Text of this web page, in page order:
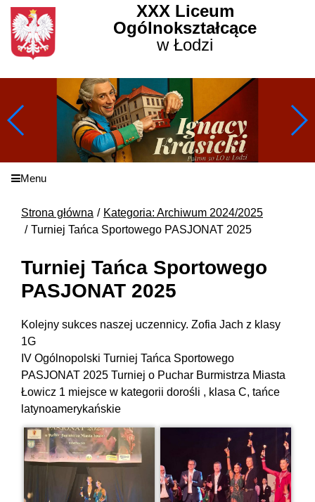
XXX Liceum
Ogólnokształcące
w Łodzi
Menu
Strona główna
Kategoria: Archiwum 2024/2025
Turniej Tańca Sportowego PASJONAT 2025
Turniej Tańca Sportowego
PASJONAT 2025
Kolejny sukces naszej uczennicy. Zofia Jach z klasy
1G
IV Ogólnopolski Turniej Tańca Sportowego
PASJONAT 2025 Turniej o Puchar Burmistrza Miasta
Łowicz 1 miejsce w kategorii dorośli , klasa C, tańce
latynoamerykańskie